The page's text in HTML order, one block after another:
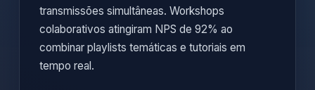
transmissões simultâneas. Workshops
colaborativos atingiram NPS de 92% ao
combinar playlists temáticas e tutoriais em
tempo real.